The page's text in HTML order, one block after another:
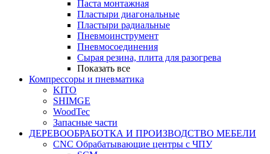
Паста монтажная
Пластыри диагональные
Пластыри радиальные
Пневмоинструмент
Пневмосоединения
Сырая резина, плита для разогрева
Показать все
Компрессоры и пневматика
KITO
SHIMGE
WoodTec
Запасные части
ДЕРЕВООБРАБОТКА И ПРОИЗВОДСТВО МЕБЕЛИ
CNC Обрабатывающие центры с ЧПУ